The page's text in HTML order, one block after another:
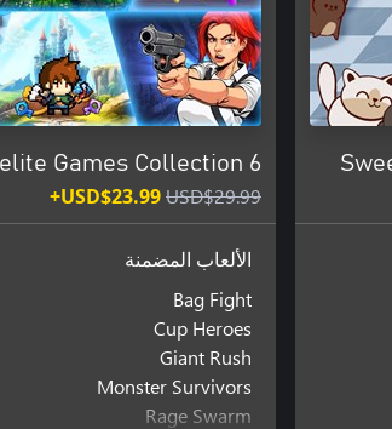
6 Roguelite Games Collection
USD$29.99
USD$23.99+
الألعاب المضمنة
Bag Fight
Cup Heroes
Giant Rush
Monster Survivors
Rage Swarm